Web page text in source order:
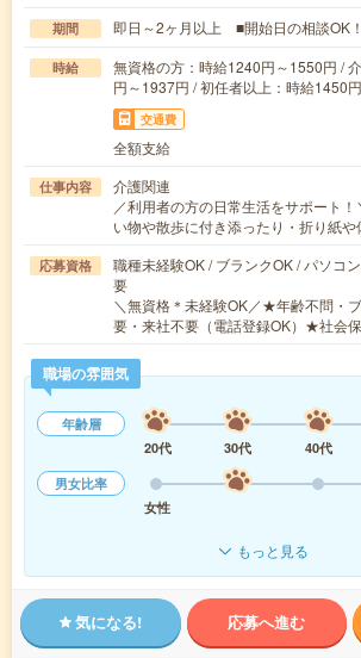
期間 即日～2ヶ月以上 ■開始日の相談OK！
時給
無資格の方：時給1240円～1550円 /
円～1937円 / 初任者以上：時給1450
交通費
全額支給
仕事内容
介護関連
／利用者の方の日常生活をサポート
い物や散歩に付き添ったり・折り紙
応募資格
職種未経験OK / ブランクOK / パソコ
要
＼無資格＊未経験OK／★年齢不問・
要・来社不要（電話登録OK）★社会
職場の雰囲気
年齢層
20代
30代 40代
男女比率
女性
もっと見る
気になる! 応募へ進む